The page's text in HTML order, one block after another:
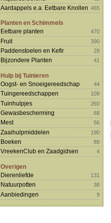
Aardappels e.a. Eetbare Knollen 465
Planten en Schimmels
Eetbare planten
470
Fruit 390
Paddenstoelen en Kefir 28
Bijzondere Planten 41
Hulp bij Tuinieren
Oogst- en Snoeigereedschap
44
Tuingereedschappen 109
Tuinhulpjes 260
Gewasbescherming 68
Mest 56
Zaaihulpmiddelen 190
Boeken 89
VreekenClub en Zaadgidsen 4
Overigen
Dierenliefde
131
Natuurpotten 38
Aanbiedingen 9